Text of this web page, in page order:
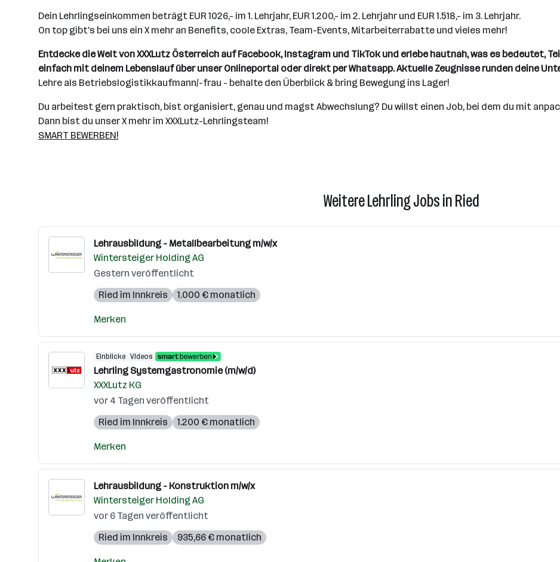
Dein Lehrlingseinkommen beträgt EUR 1026,- im 1. Lehrjahr, EUR 1.200,- im 2. Lehrjahr und EUR 1.518,- im 3. Lehrjahr.
On top gibt's bei uns ein X mehr an Benefits, coole Extras, Team-Events, Mitarbeiterrabatte und vieles mehr!
Entdecke die Welt von XXXLutz Österreich auf Facebook, Instagram und TikTok und erlebe hautnah, was es bedeutet,
einfach mit deinem Lebenslauf über unser Onlineportal oder direkt per Whatsapp. Aktuelle Zeugnisse runden deine
Lehre als Betriebslogistikkaufmann/-frau - behalte den Überblick & bring Bewegung ins Lager!
Du arbeitest gern praktisch, bist organisiert, genau und magst Abwechslung? Du willst einen Job, bei dem du mit
Dann bist du unser X mehr im XXXLutz-Lehrlingsteam!
SMART BEWERBEN!
Weitere Lehrling Jobs in Ried
Lehrausbildung - Metallbearbeitung m/w/x
Wintersteiger Holding AG
Gestern veröffentlicht
Ried im Innkreis
1.000 € monatlich
Merken
Einblicke Videos
Lehrling Systemgastronomie (m/w/d)
XXXLutz KG
vor 4 Tagen veröffentlicht
Ried im Innkreis
1.200 € monatlich
Merken
Lehrausbildung - Konstruktion m/w/x
Wintersteiger Holding AG
vor 6 Tagen veröffentlicht
Ried im Innkreis
935,66 € monatlich